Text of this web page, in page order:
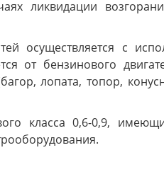
ликвидации
осуществляется с
от бензинового
лопата, топор,
класса 0,6-0,9,